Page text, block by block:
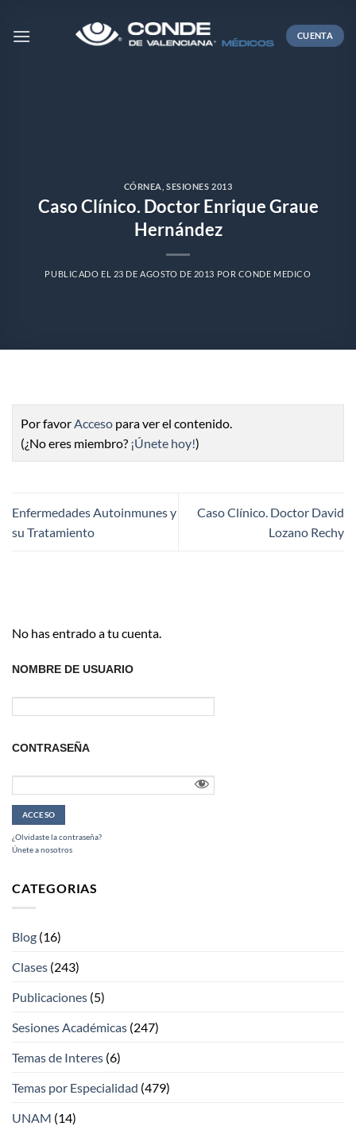
CUENTA
CÓRNEA ,SESIONES 2013
Caso Clínico. Doctor Enrique Graue
Hernández
PUBLICADO EL 23 DE AGOSTO DE 2013 POR CONDE MEDICO
Por favorAcceso para ver el contenido.
(¿No eres miembro? ¡Únete hoy!)
Enfermedades Autoinmunes y
su Tratamiento
Caso Clínico. Doctor David
Lozano Rechy
No has entrado a tu cuenta.
NOMBRE DE USUARIO
CONTRASEÑA
¿Olvidaste la contraseña?
Únete a nosotros
CATEGORIAS
Blog (16)
Clases (243)
Publicaciones (5)
Sesiones Académicas (247)
Temas de Interes (6)
Temas por Especialidad (479)
UNAM (14)